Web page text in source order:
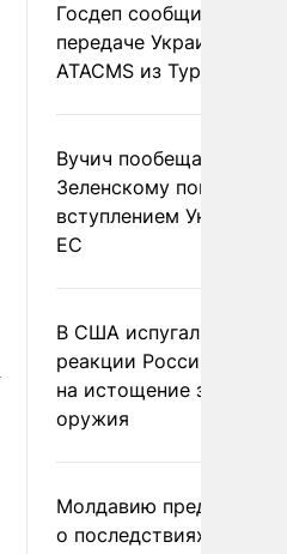
Госдеп сообщил о
передаче Украине
ATACMS из Турции
Вучич пообещал
Зеленскому помочь со
вступлением Украины в
ЕС
В США испугались
реакции России и
на истощение запасов
оружия
Молдавию
о последствиях выхода